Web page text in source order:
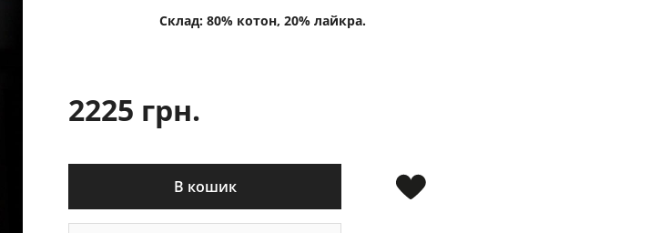
Склад: 80% котон, 20% лайкра.
2225 грн.
В кошик